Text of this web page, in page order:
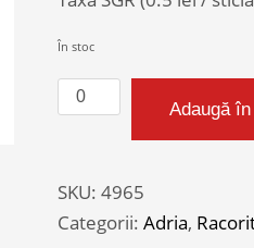
În stoc
Cantitate
ADRIA
FRUTTI
2.5L
Adaugă
SKU: 4965
Categorii: Adria,